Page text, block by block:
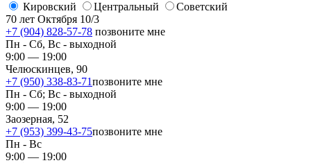
Кировский
​Центральный
​Советский
70 лет Октября 10/3
+7 (904) 828-57-78 позвоните мне
Пн - Сб, Вс - выходной
9:00 — 19:00
Челюскинцев, 90
+7 (950) 338-83-71позвоните мне
Пн - Сб; Вс - выходной
9:00 — 19:00
Заозерная, 52
+7 (953) 399-43-75позвоните мне
Пн - Вс
9:00 — 19:00